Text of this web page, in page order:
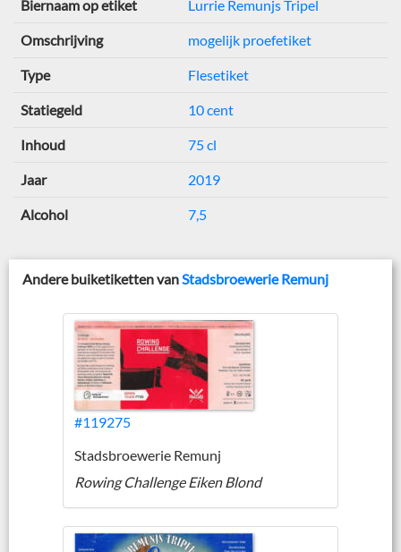
Biernaam op etiket Lurrie Remunjs Tripel
Omschrijving mogelijk proefetiket
Type Flesetiket
Statiegeld 10 cent
Inhoud 75 cl
Jaar 2019
Alcohol 7,5
Andere buiketiketten vanStadsbroewerie Remunj
#119275
Stadsbroewerie Remunj
Rowing Challenge Eiken Blond